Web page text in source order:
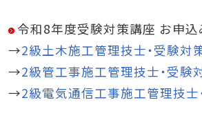
令和8年度受験対策講座 お申込
→2級土木施工管理技士・受験対
→2級管工事施工管理技士・受験
→2級電気通信工事施工管理技士